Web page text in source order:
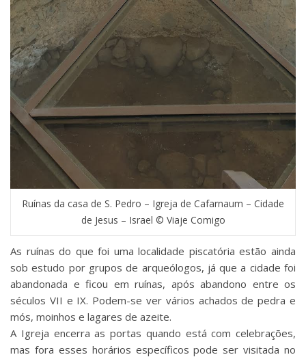
Ruínas da casa de S. Pedro – Igreja de Cafarnaum – Cidade
de Jesus – Israel © Viaje Comigo
As ruínas do que foi uma localidade piscatória estão ainda
sob estudo por grupos de arqueólogos, já que a cidade foi
abandonada e ficou em ruínas, após abandono entre os
séculos VII e IX. Podem-se ver vários achados de pedra e
mós, moinhos e lagares de azeite.
A Igreja encerra as portas quando está com celebrações,
mas fora esses horários específicos pode ser visitada no